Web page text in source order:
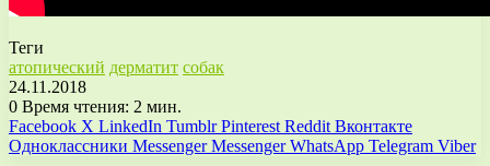
Теги
атопический дерматит собак
24.11.2018
0 Время чтения: 2 мин.
Facebook X LinkedIn Tumblr Pinterest Reddit Вконтакте
Одноклассники Messenger Messenger WhatsApp Telegram Viber